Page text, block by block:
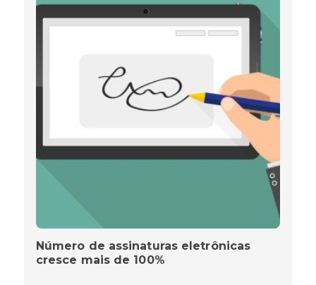
Número de assinaturas eletrônicas
cresce mais de 100%